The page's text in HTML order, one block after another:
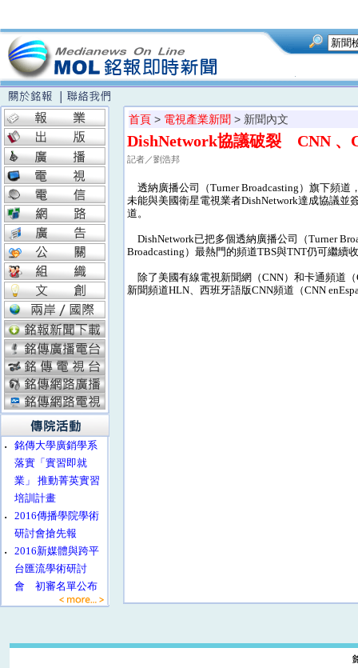
‧
銘傳大學廣銷學系
落實「實習即就
業」 推動菁英實習
培訓計畫
‧
2016傳播學院學術
研討會搶先報
‧
2016新媒體與跨平
台匯流學術研討
會 初審名單公布
首頁 > 電視產業新聞 > 新聞內文
DishNetwork協議破裂 CNN 、
記者／劉浩邦
透納廣播公司（Turner Broadcasting）旗下頻道
未能與美國衛星電視業者DishNetwork達成協議並
道。
DishNetwork已把多個透納廣播公司（Turner
Broadcasting）最熱門的頻道TBS與TNT仍可繼續
除了美國有線電視新聞網（CNN）和卡通頻道
新聞頻道HLN、西班牙語版CNN頻道（CNN